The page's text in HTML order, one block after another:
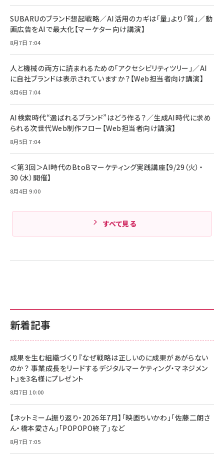
￥880
ママ投資家が育休中に１億貯めた株式投資
組織の成果を最大化する ルールのデザイン
￥1,980
Amazonランキングをもっと見る
￥6,980
全ワイヤレスイヤホン/アクティブノイズキャンセリ
技術基準適合】ブラック
￥5,990
ケーブル Anker絡まないケーブル 240W 結束バン
ド付き USB PD対応 シリコン素材採用 iPhone
17 / 16 / 15 / Galaxy iPad Pro MacBook
Pro/Air 各種対応 (1.8m ミッドナイトブラック)
￥1,890
Pro/Air 各種対応 (1.8m ミッドナイトブラック)
￥1,890
サッポロ 生ビール 黒ラベル 350ml 缶 24本 ビー
ル ケース買い【6/30応募〆切! 黒ラベルビヤセラー
￥4,857
新着記事
成果を生む組織づくり『なぜ戦略は正しいのに成果があがらない
のか？ 事業成長をリードするデジタルマーケティング・マネジメン
ト』を3名様にプレゼント
8月7日 10:00
【ネットミーム振り返り・2026年7月】「映画ちいかわ」「佐藤二朗さ
ん・橋本愛さん」「POPOPO終了」など
8月7日 7:05
SUBARUのブランド想起戦略／AI活用のカギは「量」より「質」／動
画広告をAIで最大化【マーケター向け講演】
8月7日 7:04
人と機械の両方に読まれるための「アクセシビリティツリー」／AI
に自社ブランドは表示されていますか？【Web担当者向け講演】
8月6日 7:04
AI検索時代“選ばれるブランド”はどう作る？／生成AI時代に求め
られる次世代Web制作フロー【Web担当者向け講演】
8月5日 7:04
＜第3回＞AI時代のBtoBマーケティング実践講座【9/29（火）・
30（水）開催】
8月4日 9:00
すべて見る